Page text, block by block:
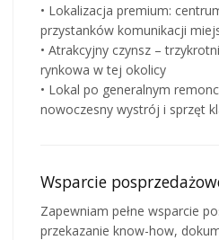
• Lokalizacja premium:
przystanków komunikacji
• Atrakcyjny czynsz –
rynkowa w tej okolicy
• Lokal po generalnym
nowoczesny wystrój i sprzęt
Wsparcie
Zapewniam pełne wsparcie
przekazanie know-how,